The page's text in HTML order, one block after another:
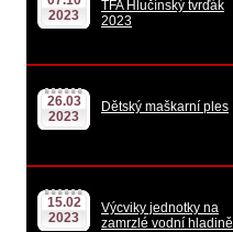
2023
TFA Hlučínský tvrďák
2023
26.03
2023
Dětský maškarní ples
15.02
2023
Výcviky jednotky na
zamrzlé vodní hladině